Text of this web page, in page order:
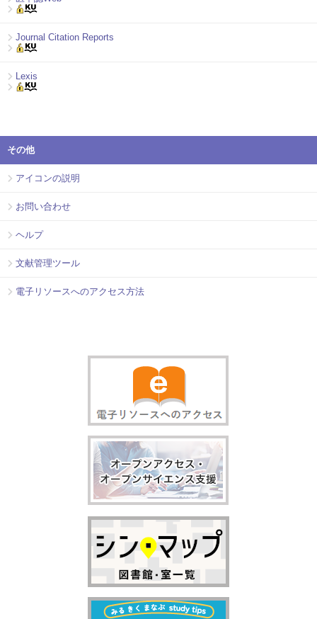
Journal Citation Reports
Lexis
その他
アイコンの説明
お問い合わせ
ヘルプ
文献管理ツール
電子リソースへのアクセス方法